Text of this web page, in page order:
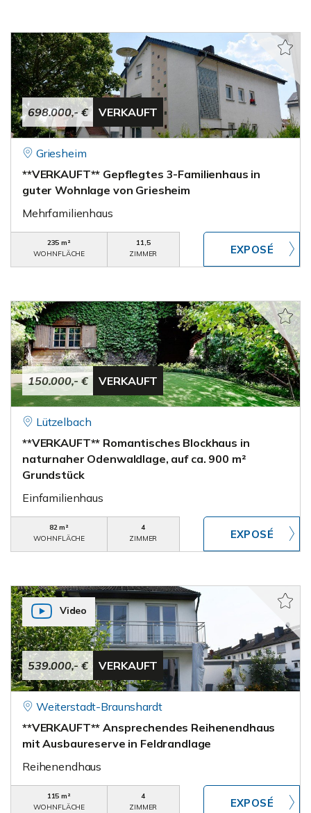
698.000,- € VERKAUFT
Griesheim
**VERKAUFT** Gepflegtes 3-Familienhaus in
guter Wohnlage von Griesheim
Mehrfamilienhaus
235 m²
WOHNFLÄCHE
11,5
ZIMMER
150.000,- € VERKAUFT
Lützelbach
**VERKAUFT** Romantisches Blockhaus in
naturnaher Odenwaldlage, auf ca. 900 m²
Grundstück
Einfamilienhaus
82 m²
WOHNFLÄCHE
4
ZIMMER
539.000,- € VERKAUFT
Video
Weiterstadt-Braunshardt
**VERKAUFT** Ansprechendes Reihenendhaus
mit Ausbaureserve in Feldrandlage
Reihenendhaus
115 m²
WOHNFLÄCHE
4
ZIMMER